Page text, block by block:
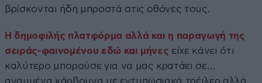
βρίσκονται ήδη μπροστά στις οθόνες τους.
Η δημοφιλής πλατφόρμα αλλά και η παραγωγή της
σειράς-φαινομένου εδώ και μήνες είχε κάνει ότι
καλύτερο μπορούσε για να μας κρατάει σε…
αναμμένα κάρβουνα με εντυπωσιακά τρέιλερ αλλά